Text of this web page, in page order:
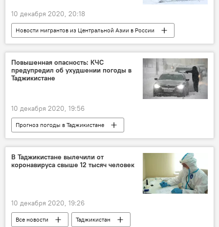
10 декабря 2020, 20:18
Новости мигрантов из Центральной Азии в России
Россия
Миграция патент
Повышенная опасность: КЧС
предупредил об ухудшении погоды в
Таджикистане
10 декабря 2020, 19:56
Прогноз погоды в Таджикистане
Все новости
Таджикистан
КЧС Таджикистана
погода
В Таджикистане вылечили от
коронавируса свыше 12 тысяч человек
10 декабря 2020, 19:26
Все новости
Таджикистан